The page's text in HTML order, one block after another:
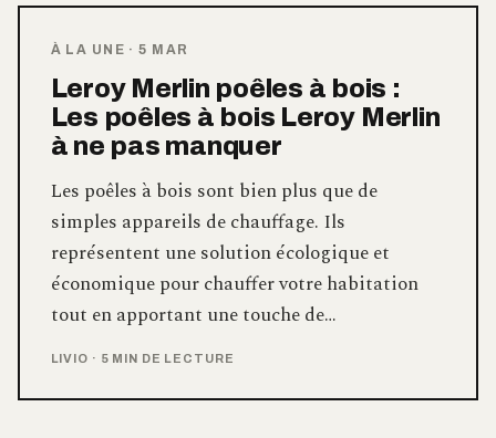
À LA UNE ·5 MAR
Leroy Merlin poêles à bois :
Les poêles à bois Leroy Merlin
à ne pas manquer
Les poêles à bois sont bien plus que de
simples appareils de chauffage. Ils
représentent une solution écologique et
économique pour chauffer votre habitation
tout en apportant une touche de…
LIVIO · 5 MIN DE LECTURE